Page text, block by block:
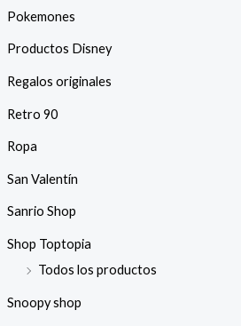
Pokemones
Productos Disney
Regalos originales
Retro 90
Ropa
San Valentín
Sanrio Shop
Shop Toptopia
Todos los productos
Snoopy shop